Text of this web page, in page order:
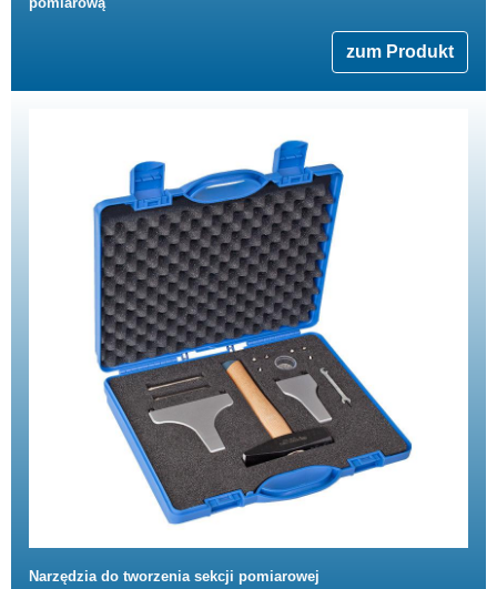
zum Produkt
Narzędzia do tworzenia sekcji pomiarowej